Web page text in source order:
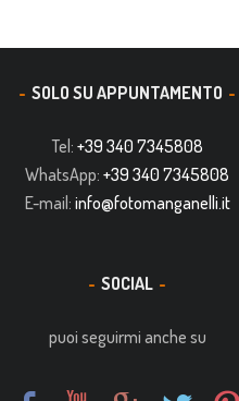
SOLO SU APPUNTAMENTO
Tel: +39 340 7345808
WhatsApp: +39 340 7345808
E-mail: info@fotomanganelli.it
SOCIAL
puoi seguirmi anche su